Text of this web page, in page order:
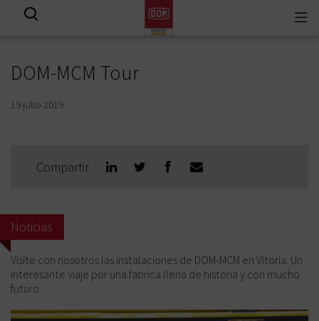
DOM-MCM Tour
19 julio 2019
Compartir
Noticias
Visite con nosotros las instalaciones de DOM-MCM en Vitoria. Un
interesante viaje por una fabrica llena de historia y con mucho
futuro.